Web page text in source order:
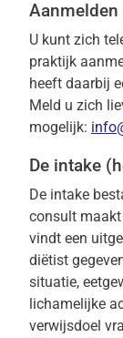
U kunt zich
praktijk
heeft daarbij
Meld u zich
mogelijk:
De intake
De intake
consult
vindt een
diëtist
situatie,
lichamelijke
verwijsdoel